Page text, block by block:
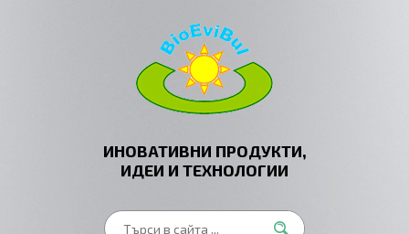
ИНОВАТИВНИ ПРОДУКТИ,
ИДЕИ И ТЕХНОЛОГИИ